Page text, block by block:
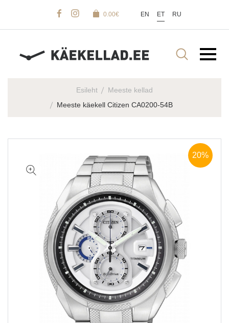
0.00€ EN ET RU
Esileht
Meeste kellad
Meeste käekell Citizen CA0200-54B
20%